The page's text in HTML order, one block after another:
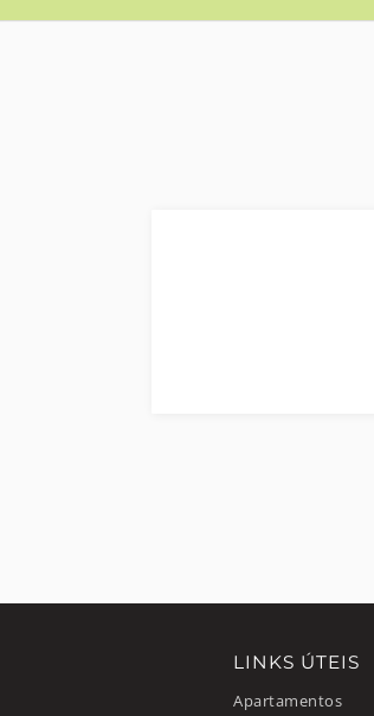
LINKS ÚTEIS
Apartamentos